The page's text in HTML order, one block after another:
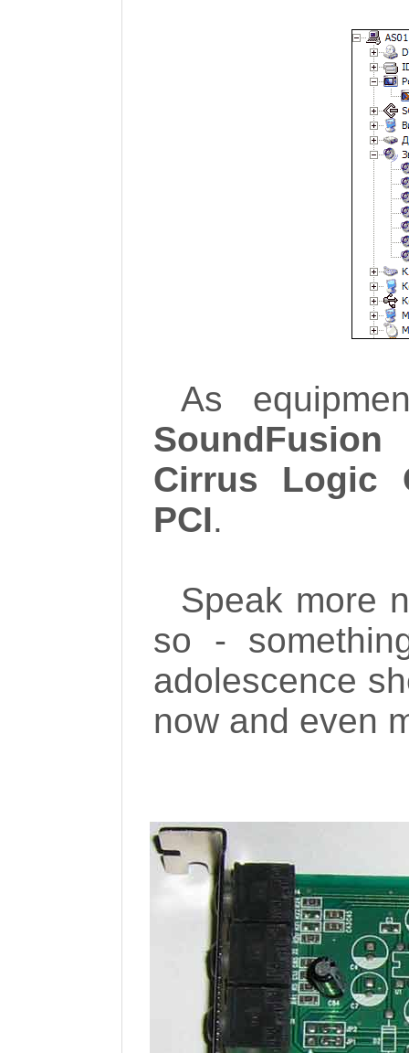
As
Cirrus Logic
PCI.
Speak more
so -
adolescence
now and even